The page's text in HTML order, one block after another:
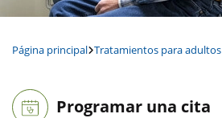
Página principal Tratamientos para adultos
Programar una cita